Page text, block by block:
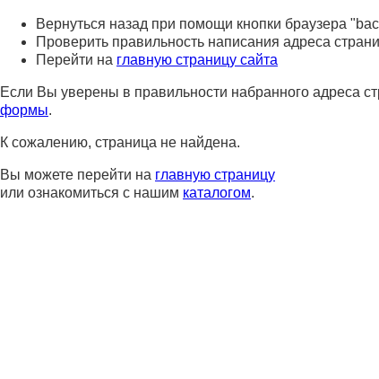
Вернуться назад при помощи кнопки браузера
Проверить правильность написания адреса
Перейти на главную страницу сайта
Если Вы уверены в правильности набранного адреса
формы.
К сожалению, страница не найдена.
Вы можете перейти на главную страницу
или ознакомиться с нашим каталогом.